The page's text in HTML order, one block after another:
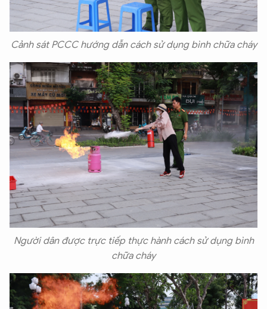
Cảnh sát PCCC hướng dẫn cách sử dụng bình chữa cháy
Người dân được trực tiếp thực hành cách sử dụng bình
chữa cháy